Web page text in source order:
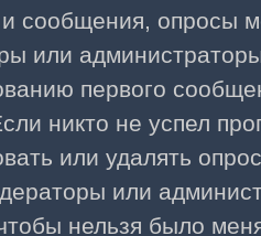
сообщения, опросы
или
первого
никто не успел
или удалять
или
нельзя было